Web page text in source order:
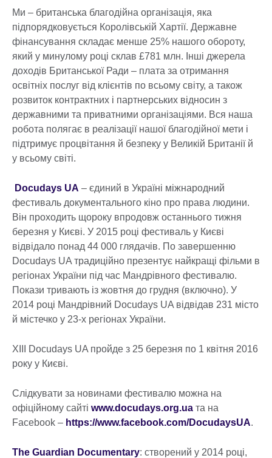
Ми – британська благодійна організація, яка
підпорядковується Королівській Хартії. Державне
фінансування складає менше 25% нашого обороту,
який у минулому році склав £781 млн. Інші джерела
доходів Британської Ради – плата за отримання
освітніх послуг від клієнтів по всьому світу, а також
розвиток контрактних і партнерських відносин з
державними та приватними організаціями. Вся наша
робота полягає в реалізації нашої благодійної мети і
підтримує процвітання й безпеку у Великій Британії й
у всьому світі.
Docudays UA – єдиний в Україні міжнародний
фестиваль документального кіно про права людини.
Він проходить щороку впродовж останнього тижня
березня у Києві. У 2015 році фестиваль у Києві
відвідало понад 44 000 глядачів. По завершенню
Docudays UA традиційно презентує найкращі фільми в
регіонах України під час Мандрівного фестивалю.
Покази тривають із жовтня до грудня (включно). У
2014 році Мандрівний Docudays UA відвідав 231 місто
й містечко у 23-х регіонах України.
ХІІI Docudays UA пройде з 25 березня по 1 квітня 2016
року у Києві.
Слідкувати за новинами фестивалю можна на
офіційному сайті www.docudays.org.ua та на
Facebook – https://www.facebook.com/DocudaysUA.
The Guardian Documentary: створений у 2014 році,